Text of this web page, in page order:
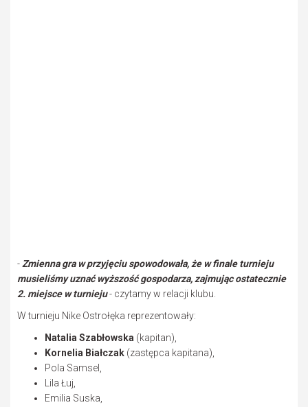
- Zmienna gra w przyjęciu spowodowała, że w finale turnieju
musieliśmy uznać wyższość gospodarza, zajmując ostatecznie
2. miejsce w turnieju- czytamy w relacji klubu.
W turnieju Nike Ostrołęka reprezentowały:
Natalia Szabłowska (kapitan),
Kornelia Białczak (zastępca kapitana),
Pola Samsel,
Lila Łuj,
Emilia Suska,